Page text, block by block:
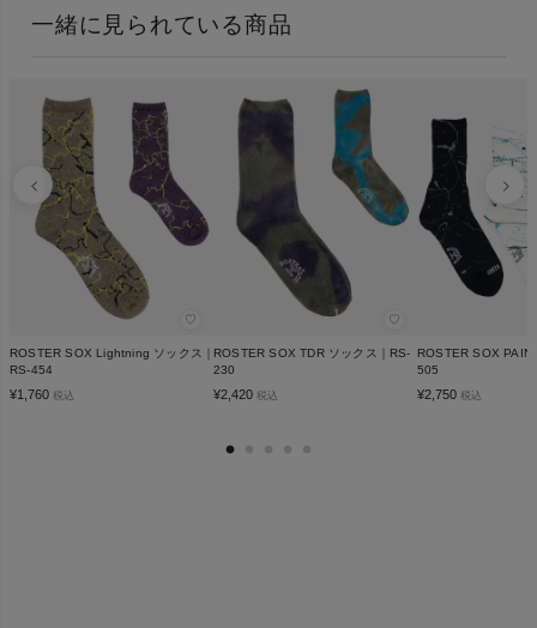
一緒に見られている商品
♡
ROSTER SOX Lightning ソックス｜
RS-454
¥1,760 税込
♡
ROSTER SOX TDR ソックス｜RS-
230
¥2,420 税込
ROSTER SOX
505
¥2,750 税込